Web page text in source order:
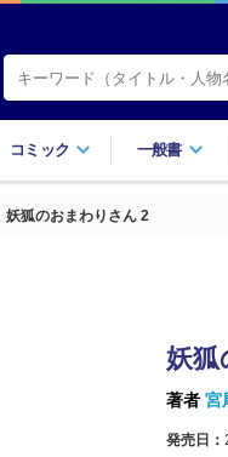
コミック 一般書
妖狐のおまわりさん 2
妖狐
著者 宮
発売日：